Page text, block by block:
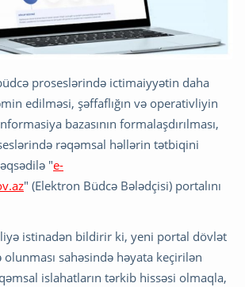
proseslərində ictimaiyyətin daha
edilməsi, şəffaflığın və operativliyin
bazasının formalaşdırılması,
rəqəmsal həllərin tətbiqini
"e-
" (Elektron Büdcə Bələdçisi) portalını
istinadən bildirir ki, yeni portal dövlət
sahəsində həyata keçirilən
islahatların tərkib hissəsi olmaqla,